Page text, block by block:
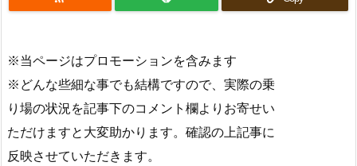
※当ページはプロモーションを含みます
※どんな些細な事でも結構ですので、実際の乗
り場の状況を記事下のコメント欄よりお寄せい
ただけますと大変助かります。確認の上記事に
反映させていただきます。